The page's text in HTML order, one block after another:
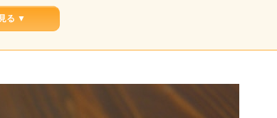
どはピーラーやナイフでひと手間くわえてください。
言われるほど有名です。丹波の寒暖差が激しい気候、風土は栗の生育に
る ▼